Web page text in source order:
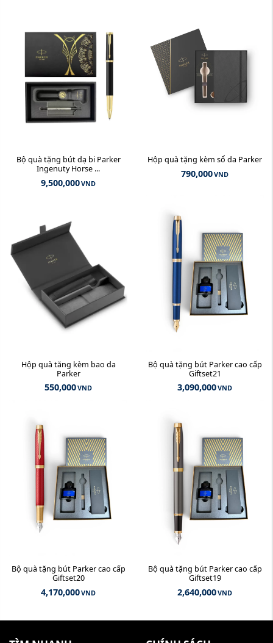
Bộ quà tặng bút dạ bi Parker
Ingenuty Horse ...
9,500,000VND
Hộp quà tặng kèm sổ da Parker
790,000VND
Hộp quà tăng kèm bao da
Parker
550,000VND
Bộ quà tặng bút Parker cao cấp
Giftset21
3,090,000VND
Bộ quà tặng bút Parker cao cấp
Giftset20
4,170,000VND
Bộ quà tặng bút Parker cao cấp
Giftset19
2,640,000VND